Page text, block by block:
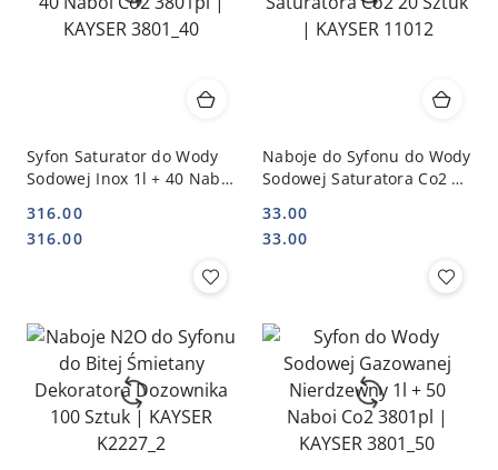
Syfon Saturator do Wody
Sodowej Inox 1l + 40 Naboi
3801_40
Cena:
316.00
Cena:
316.00
Naboje do Syfonu do Wody
Sodowej Saturatora Co2 20
Cena:
33.00
Cena:
33.00